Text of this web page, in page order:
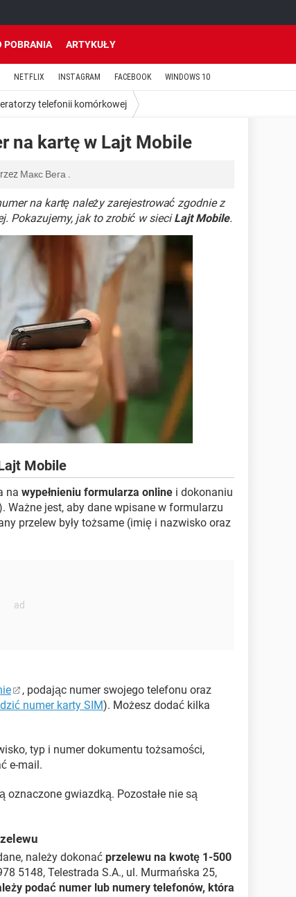
POBRANIA ARTYKUŁY
NETFLIX INSTAGRAM FACEBOOK WINDOWS 10
telefonii komórkowej
na kartę w Lajt Mobile
Макс Вега .
na kartę należy zarejestrować zgodnie z
Pokazujemy, jak to zrobić w sieciLajt Mobile.
Mobile
na wypełnieniu formularza online i dokonaniu
Ważne jest, aby dane wpisane w formularzu
przelew były tożsame (imię i nazwisko oraz
, podając numer swojego telefonu oraz
numer karty SIM). Możesz dodać kilka
typ i numer dokumentu tożsamości,
e-mail.
gwiazdką. Pozostałe nie są
należy dokonać przelewu na kwotę 1-500
5148, Telestrada S.A., ul. Murmańska 25,
podać numer lub numery telefonów, która